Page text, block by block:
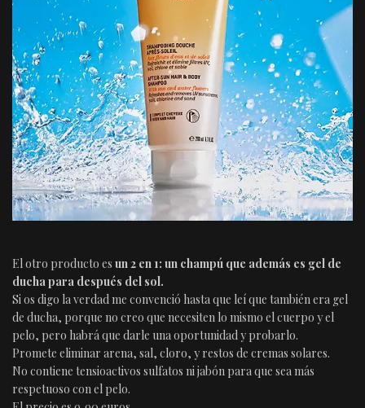
El otro producto es un 2 en 1: un champú que además es gel de
ducha para después del sol.
Si os digo la verdad me convenció hasta que leí que también era gel
de ducha, porque no creo que necesiten lo mismo el cuerpo y el
pelo, pero habrá que darle una oportunidad y probarlo.
Promete eliminar arena, sal, cloro, y restos de cremas solares.
No contiene tensioactivos sulfatos ni jabón para que sea más
respetuoso con el pelo.